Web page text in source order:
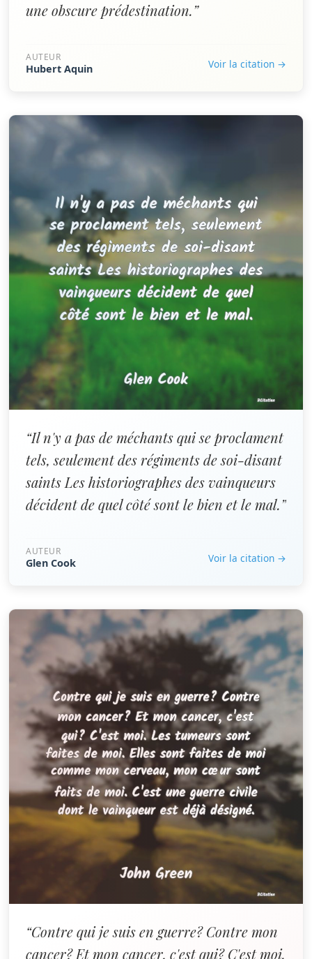
une obscure prédestination.”
AUTEUR
Hubert Aquin Voir la citation →
“Il n'y a pas de méchants qui se proclament
tels, seulement des régiments de soi-disant
saints Les historiographes des vainqueurs
décident de quel côté sont le bien et le mal.”
AUTEUR
Glen Cook Voir la citation →
“Contre qui je suis en guerre? Contre mon
cancer? Et mon cancer, c'est qui? C'est moi.